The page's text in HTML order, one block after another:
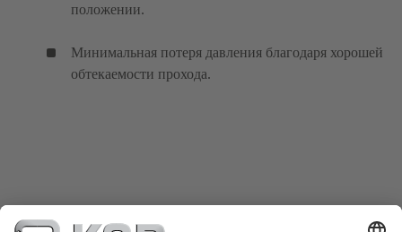
положении.
Минимальная потеря давления благодаря хорошей
обтекаемости прохода.